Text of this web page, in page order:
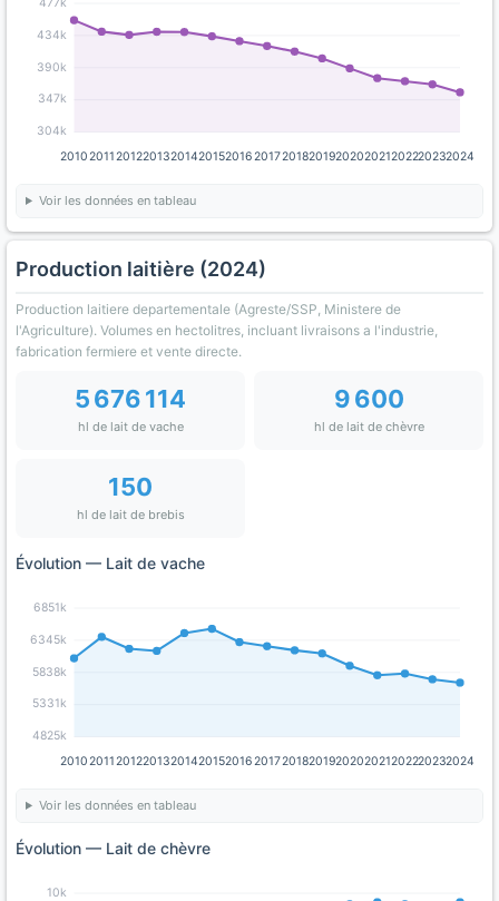
304k
347k
390k
434k
201020112012201320142015201620172018201920202021202220232024
Voir les données en tableau
Production laitière (2024)
Production laitiere departementale (Agreste/SSP, Ministere de
l'Agriculture). Volumes en hectolitres, incluant livraisons a l'industrie,
fabrication fermiere et vente directe.
5 676 114
hl de lait de vache
9 600
hl de lait de chèvre
150
hl de lait de brebis
Évolution — Lait de vache
4825k
5331k
5838k
6345k
6851k
201020112012201320142015201620172018201920202021202220232024
Voir les données en tableau
Évolution — Lait de chèvre
10k